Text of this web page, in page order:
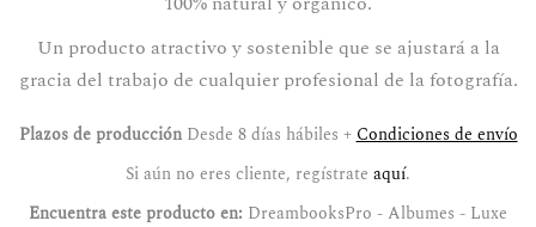
Un producto atractivo y sostenible que se ajustará a la
gracia del trabajo de cualquier profesional de la fotografía.
Plazos de producciónDesde 8 días hábiles + Condiciones de envío
Si aún no eres cliente, regístrate aquí.
Encuentra este producto en: DreambooksPro - Albumes - Luxe